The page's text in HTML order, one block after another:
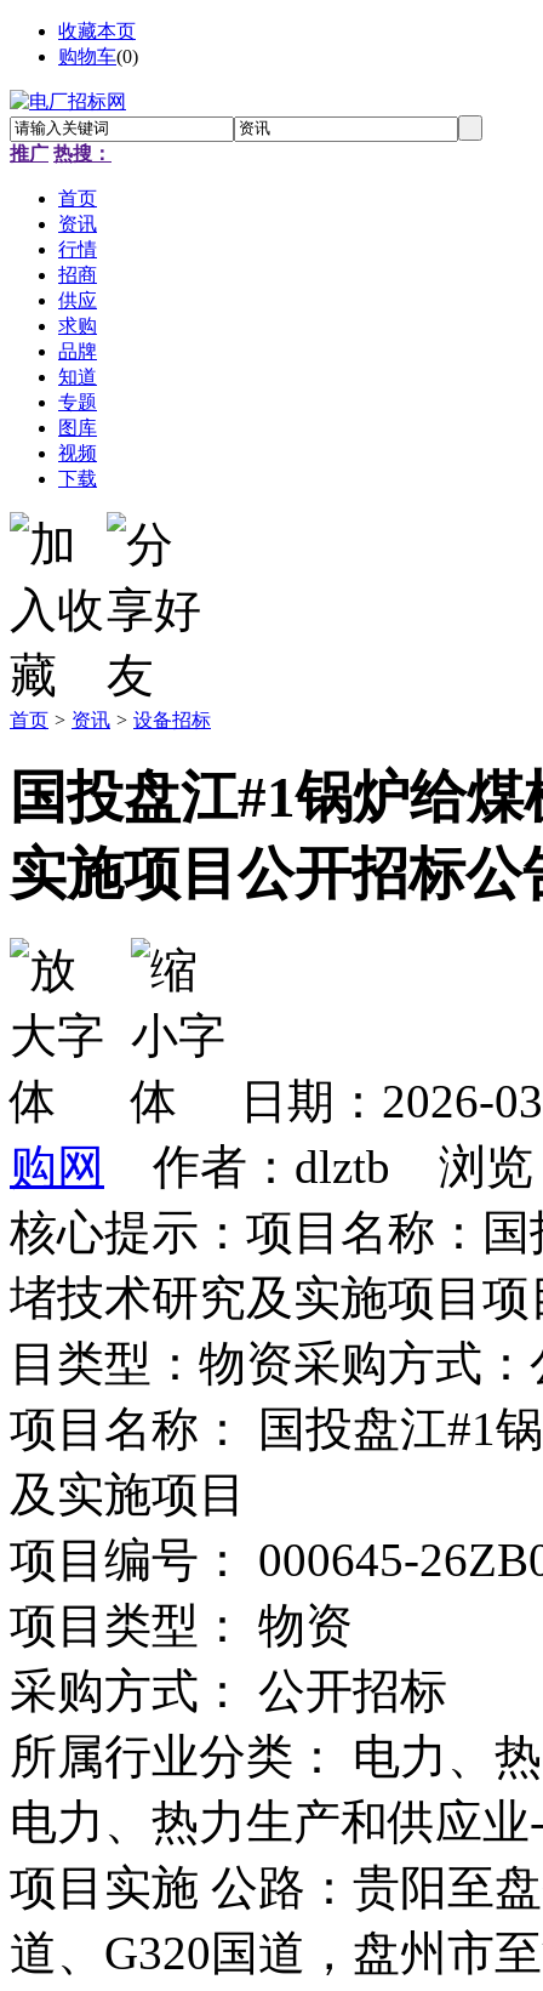
收藏本页
购物车(0)
推广 热搜：
首页
资讯
行情
招商
供应
求购
品牌
知道
专题
图库
视频
下载
首页 > 资讯 > 设备招标
国投盘江#1锅炉给
实施项目公开招标公
日期：2026-
购网
作者：dlztb 浏览
核心提示：项目名称：
堵技术研究及实施项目项
目类型：物资采购方式
项目名称：
国投盘江#1
及实施项目
项目编号：
000645-
项目类型：
物资
采购方式：
公开招标
所属行业分类：
电力、
电力、热力生产和供应
项目实施 公路：贵阳至
道、G320国道，盘州市